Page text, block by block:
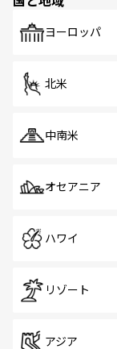
で、ホ
ヨーロッパ
北米
中南米
オセアニア
ハワイ
リゾート
アジア